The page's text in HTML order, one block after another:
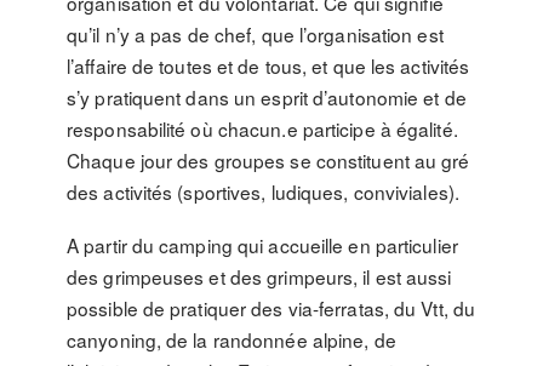
qu’il n’y a pas de chef, que l’organisation est
l’affaire de toutes et de tous, et que les activités
s’y pratiquent dans un esprit d’autonomie et de
responsabilité où chacun.e participe à égalité.
Chaque jour des groupes se constituent au gré
des activités (sportives, ludiques, conviviales).
A partir du camping qui accueille en particulier
des grimpeuses et des grimpeurs, il est aussi
possible de pratiquer des via-ferratas, du Vtt, du
canyoning, de la randonnée alpine, de